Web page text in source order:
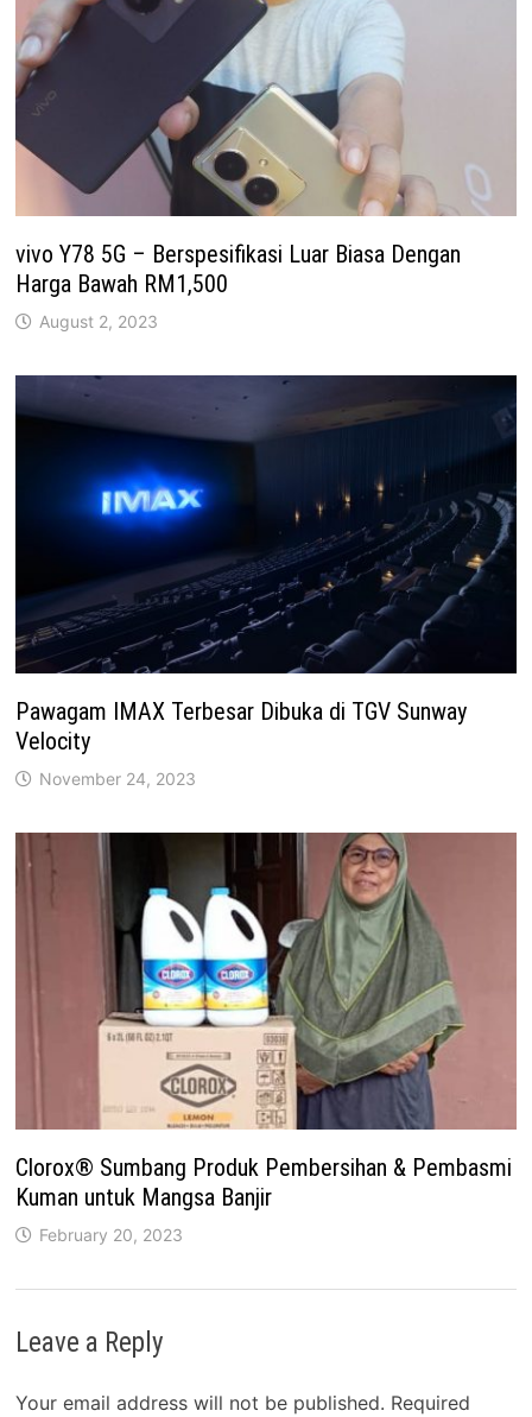
vivo Y78 5G – Berspesifikasi Luar Biasa Dengan
Harga Bawah RM1,500
August 2, 2023
Pawagam IMAX Terbesar Dibuka di TGV Sunway
Velocity
November 24, 2023
Clorox® Sumbang Produk Pembersihan & Pembasmi
Kuman untuk Mangsa Banjir
February 20, 2023
Leave a Reply
Your email address will not be published. Required